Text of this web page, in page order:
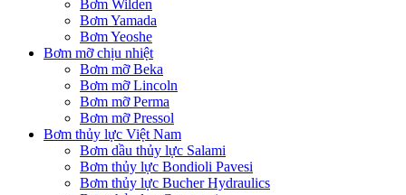
Bơm Wilden
Bơm Yamada
Bơm Yeoshe
Bơm mỡ chịu nhiệt
Bơm mỡ Beka
Bơm mỡ Lincoln
Bơm mỡ Perma
Bơm mỡ Pressol
Bơm thủy lực Việt Nam
Bơm dầu thủy lực Salami
Bơm thủy lực Bondioli Pavesi
Bơm thủy lực Bucher Hydraulics